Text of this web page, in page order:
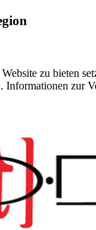
zu bieten
zur